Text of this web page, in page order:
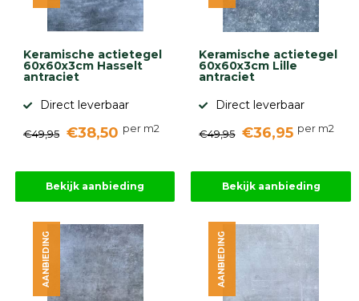
gebaseerd
Keramische actietegel
60x60x3cm Hasselt
antraciet
Direct leverbaar
€49,95 €38,50 per m2
Bekijk aanbieding
Keramische actietegel
60x60x3cm Lille
antraciet
Direct leverbaar
€49,95 €36,95 per m2
Bekijk aanbieding
AANBIEDING AANBIEDING